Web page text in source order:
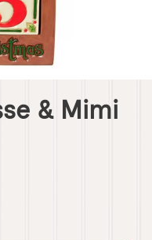
& Mimi
- Musse & Mimi